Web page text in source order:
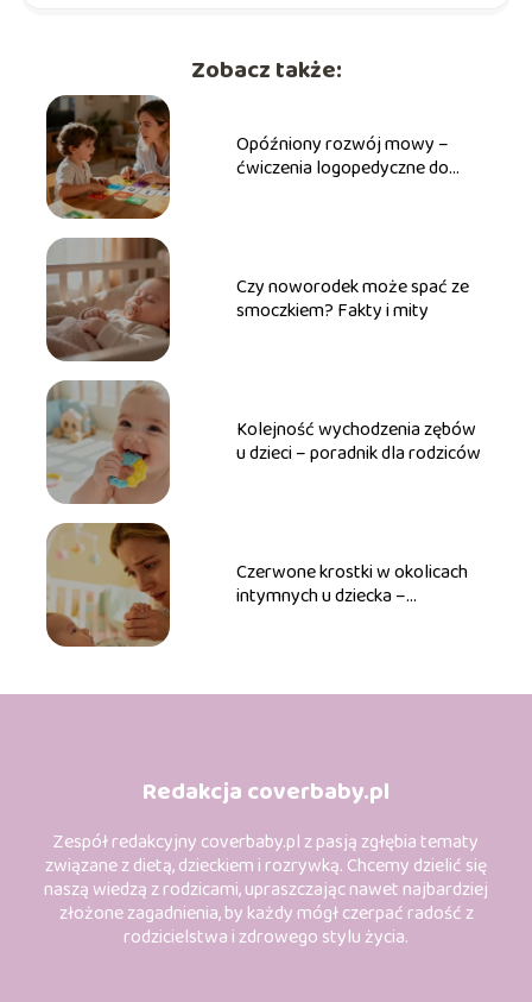
Zobacz także:
Opóźniony rozwój mowy –
ćwiczenia logopedyczne do
Czy noworodek może spać ze
smoczkiem? Fakty i mity
Kolejność wychodzenia zębów
u dzieci – poradnik dla rodziców
Czerwone krostki w okolicach
intymnych u dziecka –
Redakcja coverbaby.pl
Zespół redakcyjny coverbaby.pl z pasją zgłębia tematy
związane z dietą, dzieckiem i rozrywką. Chcemy dzielić się
naszą wiedzą z rodzicami, upraszczając nawet najbardziej
złożone zagadnienia, by każdy mógł czerpać radość z
rodzicielstwa i zdrowego stylu życia.